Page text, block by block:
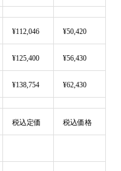
¥112,046 ¥50,420
¥125,400 ¥56,430
¥138,754 ¥62,430
税込定価 税込価格